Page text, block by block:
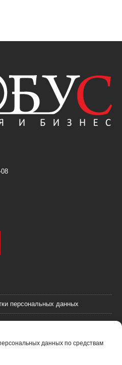
данных по средствам
персональных данных
данных
(оферта)